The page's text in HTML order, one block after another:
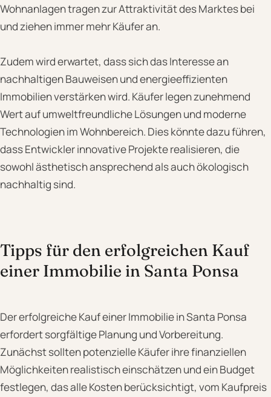
Wohnanlagen tragen zur Attraktivität des Marktes bei
und ziehen immer mehr Käufer an.
Zudem wird erwartet, dass sich das Interesse an
nachhaltigen Bauweisen und energieeffizienten
Immobilien verstärken wird. Käufer legen zunehmend
Wert auf umweltfreundliche Lösungen und moderne
Technologien im Wohnbereich. Dies könnte dazu führen,
dass Entwickler innovative Projekte realisieren, die
sowohl ästhetisch ansprechend als auch ökologisch
nachhaltig sind.
Tipps für den erfolgreichen Kauf
einer Immobilie in Santa Ponsa
Der erfolgreiche Kauf einer Immobilie in Santa Ponsa
erfordert sorgfältige Planung und Vorbereitung.
Zunächst sollten potenzielle Käufer ihre finanziellen
Möglichkeiten realistisch einschätzen und ein Budget
festlegen, das alle Kosten berücksichtigt, vom Kaufpreis